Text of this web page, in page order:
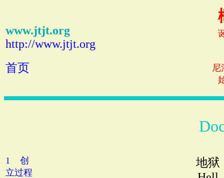
www.jtjt.org
http://www.jtjt.org
首页
尼
1 创
立过程
地狱